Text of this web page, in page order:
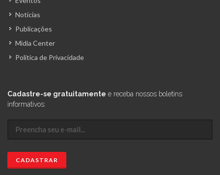
Notícias
Publicações
Mídia Center
Política de Privacidade
Cadastre-se gratuitamente e receba nossos boletins
informativos: